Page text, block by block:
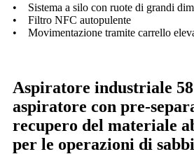
• Sistema a silo con ruote di grandi
• Filtro NFC autopulente
• Movimentazione tramite carrello
Aspiratore industriale
aspiratore con pre-
recupero del materiale
per le operazioni di